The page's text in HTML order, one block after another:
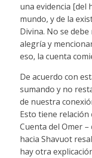
una evidencia [del
mundo, y de la
Divina. No se
alegría y
eso, la cuenta
De acuerdo con
sumando y no
de nuestra
Esto tiene relación
Cuenta del Omer
hacia Shavuot
hay otra